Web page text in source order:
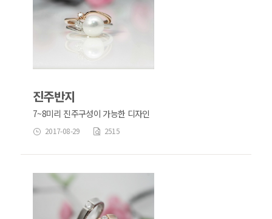
진주반지
7~8미리 진주구성이 가능한 디자인
2017-08-29 2515